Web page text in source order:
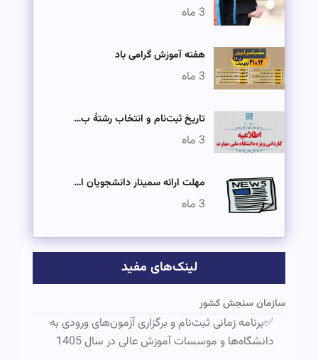
3 ماه
هفته آموزش گرامی باد
3 ماه
تاریخ ثبت‌نام و انتخاب رشتۀ ب…
3 ماه
مهلت ارائه سمینار دانشجویان ا…
3 ماه
لینک‌های مفید
سازمان سنجش کشور
✅برنامه زمانی ثبت‌نام و برگزاری آزمون‌های ورودی به
دانشگاه‌ها و موسسات آموزش عالی در سال 1405